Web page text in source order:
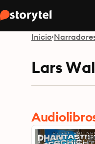
Inicio
Lars